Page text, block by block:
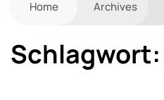
Home Archives
Schlagwort: